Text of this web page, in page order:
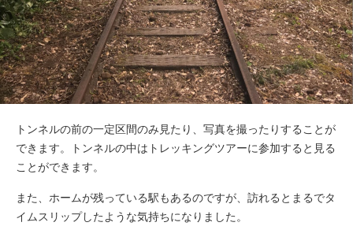
トンネルの前の一定区間のみ見たり、写真を撮ったりすることが
できます。トンネルの中はトレッキングツアーに参加すると見る
ことができます。
また、ホームが残っている駅もあるのですが、訪れるとまるでタ
イムスリップしたような気持ちになりました。